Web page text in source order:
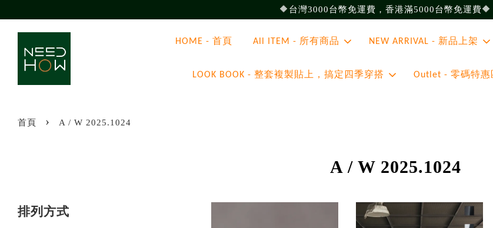
🔶台灣3000台幣免運費，香港滿5000台幣免運費🔶
HOME - 首頁 All ITEM - 所有商品 NEW ARRIVAL - 新品上架
LOOK BOOK - 整套複製貼上，搞定四季穿搭 Outlet - 零碼特惠
首頁 › A / W 2025.1024
A / W 2025.1024
排列方式